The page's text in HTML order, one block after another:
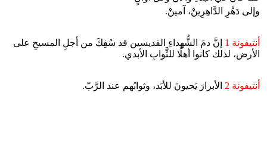
وإلى دَهْرِ الدَّاهِرِينْ، آمينْ.
أنتيفونة 1
إنَّ دمَ الشُّهداءِ القديسين قد سُفِكَ من أجلِ المسيحِ على
الأرض، لذلك كانوا أهلًا للثَّوابِ الأبدي.
أنتيفونة 2 الأبرارَ يَحيونَ للأبَد، وثوابُهم عند الرَّبّ.